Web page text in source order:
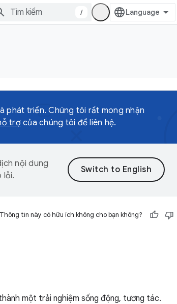
/
phát triển. Chúng tôi rất mong nhận
trợcủa chúng tôi để liên hệ.
nội dung
lỗi.
Thông tin này có hữu ích không cho bạn không?
một trải nghiệm sống động, tương tác.